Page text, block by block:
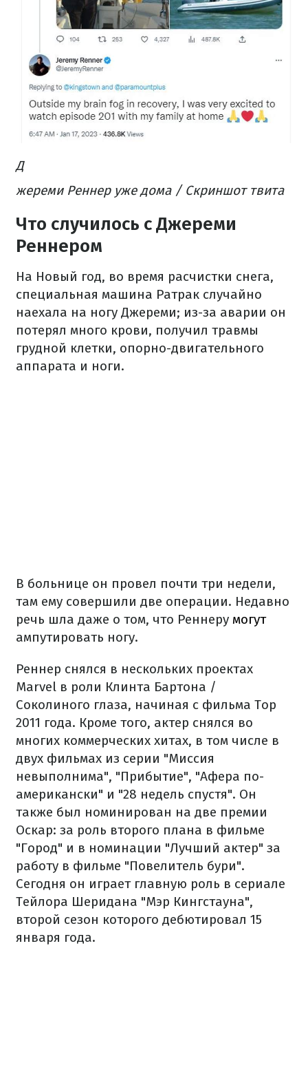
Д
жереми Реннер уже дома / Скриншот твита
Что случилось с Джереми
Реннером
На Новый год, во время расчистки снега,
специальная машина Ратрак случайно
наехала на ногу Джереми; из-за аварии он
потерял много крови, получил травмы
грудной клетки, опорно-двигательного
аппарата и ноги.
В больнице он провел почти три недели,
там ему совершили две операции. Недавно
речь шла даже о том, что Реннеру могут
ампутировать ногу.
Реннер снялся в нескольких проектах
Marvel в роли Клинта Бартона /
Соколиного глаза, начиная с фильма Тор
2011 года. Кроме того, актер снялся во
многих коммерческих хитах, в том числе в
двух фильмах из серии "Миссия
невыполнима", "Прибытие", "Афера по-
американски" и "28 недель спустя". Он
также был номинирован на две премии
Оскар: за роль второго плана в фильме
"Город" и в номинации "Лучший актер" за
работу в фильме "Повелитель бури".
Сегодня он играет главную роль в сериале
Тейлора Шеридана "Мэр Кингстауна",
второй сезон которого дебютировал 15
января года.